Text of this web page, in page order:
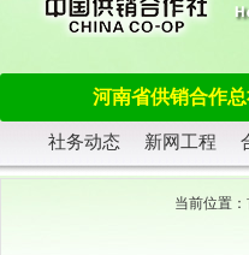
河南省供销合作
社务动态 新网工程
当前位置：